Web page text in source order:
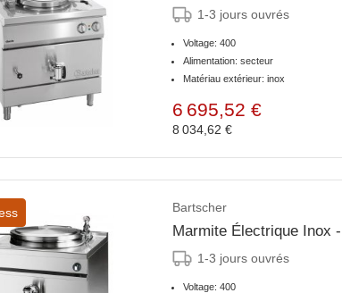
1-3 jours ouvrés
Voltage: 400
Alimentation: secteur
Matériau extérieur: inox
6 695,52 €
8 034,62 €
Bartscher
Marmite Électrique Inox
1-3 jours ouvrés
Voltage: 400